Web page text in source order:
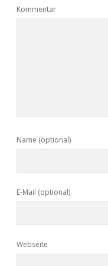
Kommentar
Name (optional)
E-Mail (optional)
Webseite